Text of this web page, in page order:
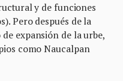
y de funciones
Pero después de la
expansión de la urbe,
como Naucalpan